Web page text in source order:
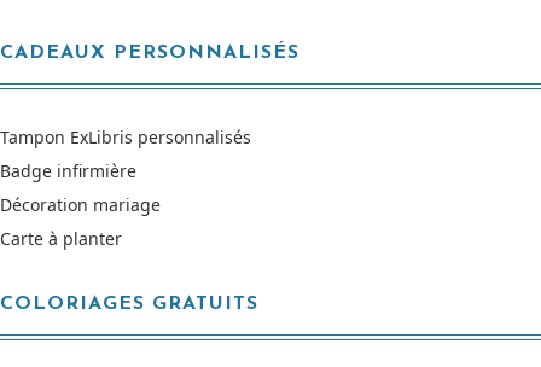
CADEAUX PERSONNALISÉS
Tampon ExLibris personnalisés
Badge infirmière
Décoration mariage
Carte à planter
COLORIAGES GRATUITS